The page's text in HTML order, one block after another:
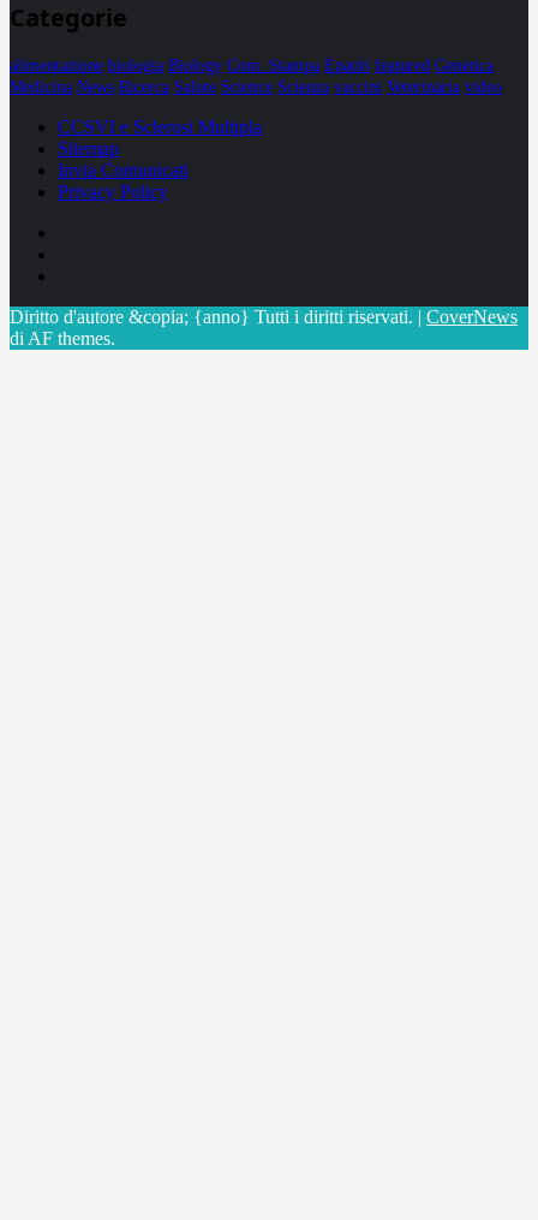
Categorie
alimentazione biologia Biology Com. Stampa Epatiti featured Genetica
Medicina News Ricerca Salute Science Scienza vaccini Veterinaria video
CCSVI e Sclerosi Multipla
Sitemap
Invia Comunicati
Privacy Policy
Diritto d'autore &copia; {anno} Tutti i diritti riservati. | CoverNews
di AF themes.